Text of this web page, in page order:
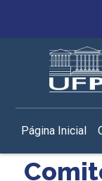
Página Inicial